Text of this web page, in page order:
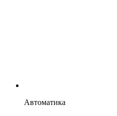
Автоматика